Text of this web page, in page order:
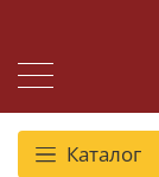
Каталог